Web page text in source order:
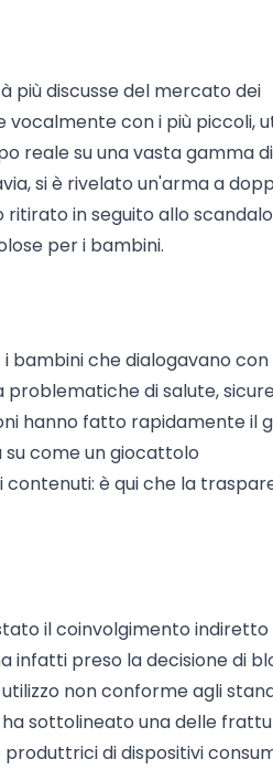
più discusse del mercato dei
con i più piccoli,
reale su una vasta gamma
si è rivelato un'arma a
in seguito allo scandalo
per i bambini.
bambini che dialogavano con
di salute,
hanno fatto rapidamente il
su come un giocattolo
è qui che la
il coinvolgimento indiretto
infatti preso la decisione di
non conforme agli
sottolineato una delle
di dispositivi